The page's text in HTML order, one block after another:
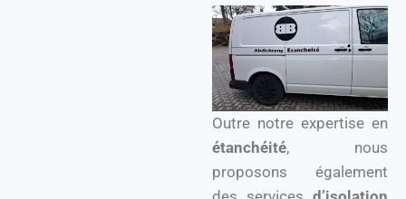
Outre notre expertise en
étanchéité, nous
proposons également